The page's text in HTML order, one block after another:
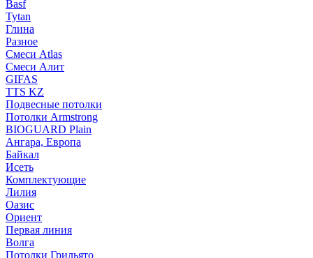
Basf
Tytan
Глина
Разное
Смеси Atlas
Смеси Алит
GIFAS
TTS KZ
Подвесные потолки
Потолки Armstrong
BIOGUARD Plain
Ангара, Европа
Байкал
Исеть
Комплектующие
Лилия
Оазис
Ориент
Первая линия
Волга
Потолки Грильято